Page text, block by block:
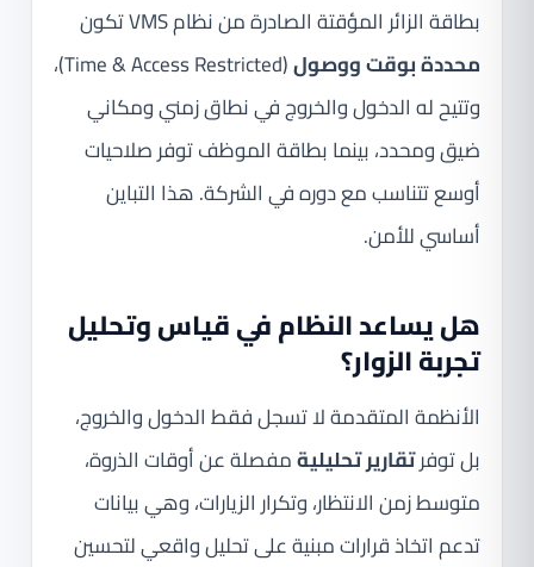
بطاقة الزائر المؤقتة الصادرة من نظام VMS تكون
محددة بوقت ووصول
(Time & Access Restricted)،
وتتيح له الدخول والخروج في نطاق زمني ومكاني
ضيق ومحدد، بينما بطاقة الموظف توفر صلاحيات
أوسع تتناسب مع دوره في الشركة. هذا التباين
أساسي للأمن.
هل يساعد النظام في قياس وتحليل
تجربة الزوار؟
الأنظمة المتقدمة لا تسجل فقط الدخول والخروج،
بل توفرتقارير تحليليةمفصلة عن أوقات الذروة،
متوسط زمن الانتظار، وتكرار الزيارات، وهي بيانات
تدعم اتخاذ قرارات مبنية على تحليل واقعي لتحسين